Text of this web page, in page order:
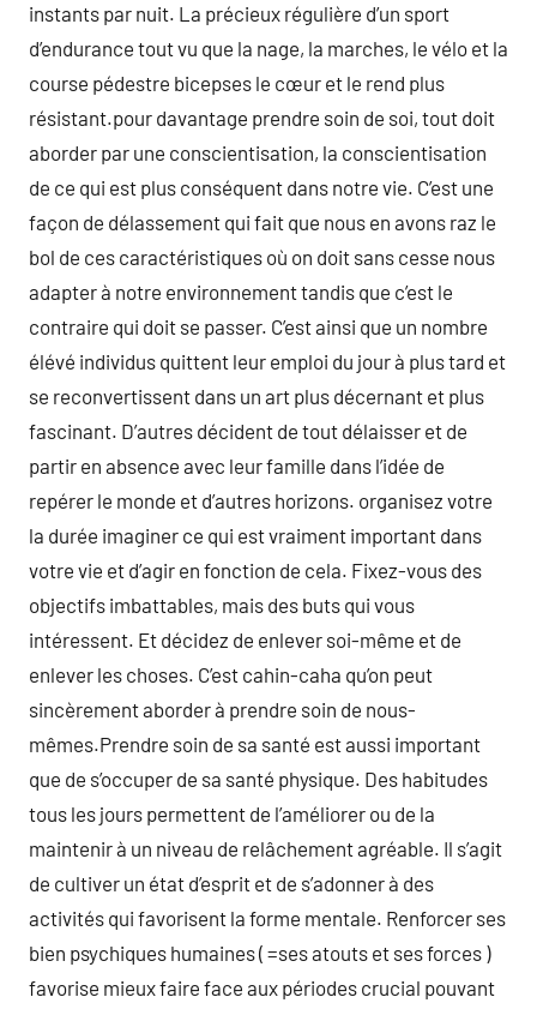
instants par nuit. La précieux régulière d’un sport
d’endurance tout vu que la nage, la marches, le vélo et la
course pédestre bicepses le cœur et le rend plus
résistant.pour davantage prendre soin de soi, tout doit
aborder par une conscientisation, la conscientisation
de ce qui est plus conséquent dans notre vie. C’est une
façon de délassement qui fait que nous en avons raz le
bol de ces caractéristiques où on doit sans cesse nous
adapter à notre environnement tandis que c’est le
contraire qui doit se passer. C’est ainsi que un nombre
élévé individus quittent leur emploi du jour à plus tard et
se reconvertissent dans un art plus décernant et plus
fascinant. D’autres décident de tout délaisser et de
partir en absence avec leur famille dans l’idée de
repérer le monde et d’autres horizons. organisez votre
la durée imaginer ce qui est vraiment important dans
votre vie et d’agir en fonction de cela. Fixez-vous des
objectifs imbattables, mais des buts qui vous
intéressent. Et décidez de enlever soi-même et de
enlever les choses. C’est cahin-caha qu’on peut
sincèrement aborder à prendre soin de nous-
mêmes.Prendre soin de sa santé est aussi important
que de s’occuper de sa santé physique. Des habitudes
tous les jours permettent de l’améliorer ou de la
maintenir à un niveau de relâchement agréable. Il s’agit
de cultiver un état d’esprit et de s’adonner à des
activités qui favorisent la forme mentale. Renforcer ses
bien psychiques humaines ( =ses atouts et ses forces )
favorise mieux faire face aux périodes crucial pouvant